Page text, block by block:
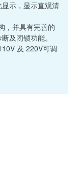
示，显示直观清
并具有完善的
及闭锁功能。
及 220V可调